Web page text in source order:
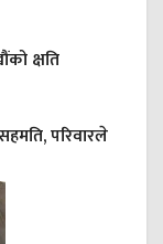
क्षति
परिवारले